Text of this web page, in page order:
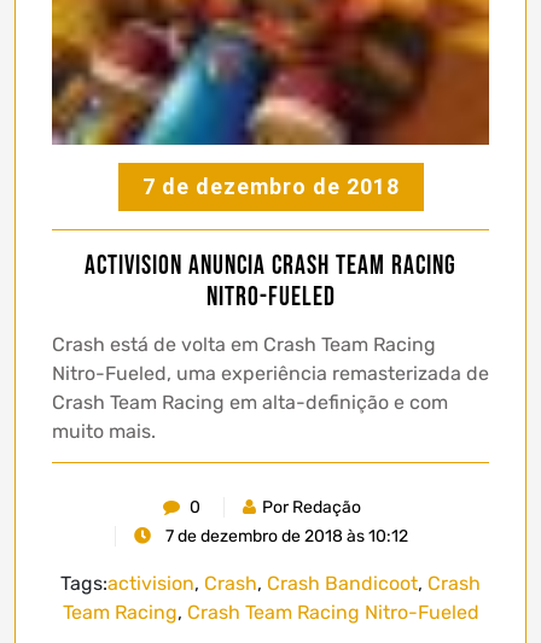
7 de dezembro de 2018
Activision anuncia Crash Team Racing
Nitro-Fueled
Crash está de volta em Crash Team Racing
Nitro-Fueled, uma experiência remasterizada de
Crash Team Racing em alta-definição e com
muito mais.
0
Por Redação
7 de dezembro de 2018 às 10:12
Tags:activision, Crash, Crash Bandicoot, Crash
Team Racing, Crash Team Racing Nitro-Fueled